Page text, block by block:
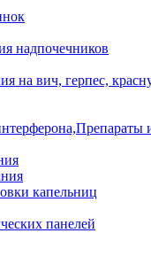
надпочечников
на вич, герпес,
капельниц
панелей